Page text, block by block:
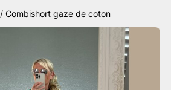
/ Combishort gaze de coton